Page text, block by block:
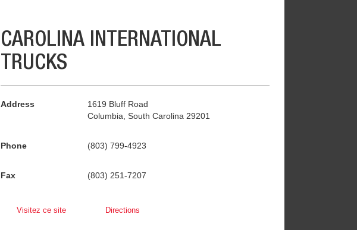
CAROLINA INTERNATIONAL
TRUCKS
Address
1619 Bluff Road
Columbia, South Carolina 29201
Phone (803) 799-4923
Fax (803) 251-7207
Visitez ce site Directions